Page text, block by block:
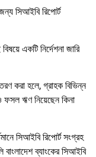
সিআইবি রিপোর্ট
একটি নির্দেশনা জারি
করা হলে, গ্রাহক বিভিন্ন
ফসল ঋণ নিয়েছেন কিনা
সিআইবি রিপোর্ট সংগ্রহ
ব্যাংকের সিআইবি